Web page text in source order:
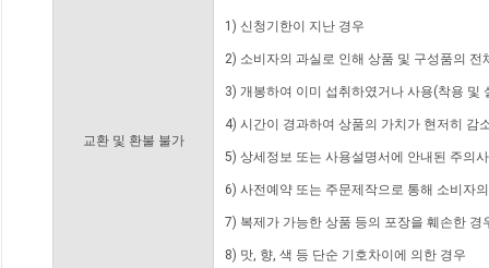
교환 및 환불 불가
1) 신청기한이 지난 경우
2) 소비자의 과실로 인해 상품 및 구성품의
3) 개봉하여 이미 섭취하였거나 사용(착용 및
4) 시간이 경과하여 상품의 가치가 현저히 감
5) 상세정보 또는 사용설명서에 안내된 주의
6) 사전예약 또는 주문제작으로 통해 소비자
7) 복제가 가능한 상품 등의 포장을 훼손한 경
8) 맛, 향, 색 등 단순 기호차이에 의한 경우